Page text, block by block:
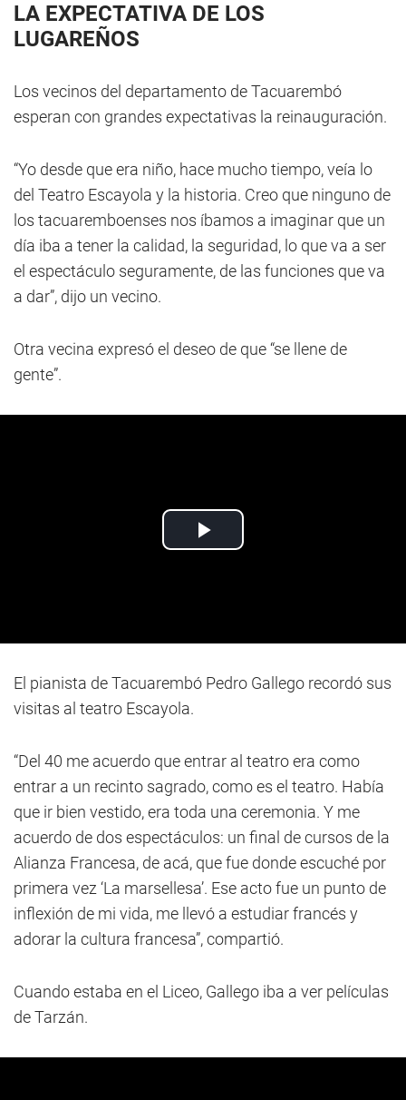
LA EXPECTATIVA DE LOS
LUGAREÑOS
Los vecinos del departamento de Tacuarembó
esperan con grandes expectativas la reinauguración.
“Yo desde que era niño, hace mucho tiempo, veía lo
del Teatro Escayola y la historia. Creo que ninguno de
los tacuaremboenses nos íbamos a imaginar que un
día iba a tener la calidad, la seguridad, lo que va a ser
el espectáculo seguramente, de las funciones que va
a dar”, dijo un vecino.
Otra vecina expresó el deseo de que “se llene de
gente”.
El pianista de Tacuarembó Pedro Gallego recordó sus
visitas al teatro Escayola.
“Del 40 me acuerdo que entrar al teatro era como
entrar a un recinto sagrado, como es el teatro. Había
que ir bien vestido, era toda una ceremonia. Y me
acuerdo de dos espectáculos: un final de cursos de la
Alianza Francesa, de acá, que fue donde escuché por
primera vez ‘La marsellesa’. Ese acto fue un punto de
inflexión de mi vida, me llevó a estudiar francés y
adorar la cultura francesa”, compartió.
Cuando estaba en el Liceo, Gallego iba a ver películas
de Tarzán.